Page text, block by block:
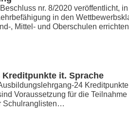
nr. 8/2020 veröffentlicht,
in den
, Mittel- und Oberschulen
it. Sprache
24
Voraussetzung für die
Schulranglisten…